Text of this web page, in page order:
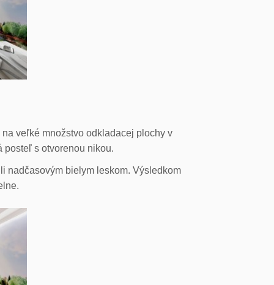
veľké množstvo odkladacej plochy v
posteľ s otvorenou nikou.
nadčasovým bielym leskom. Výsledkom